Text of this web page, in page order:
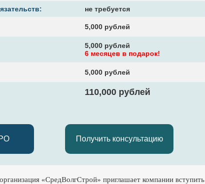
не требуется
5,000 рублей
5,000 рублей
6 месяцев в подарок!
5,000 рублей
110,000 рублей
Получить консультацию
«СредВолгСтрой» приглашает компании вступить